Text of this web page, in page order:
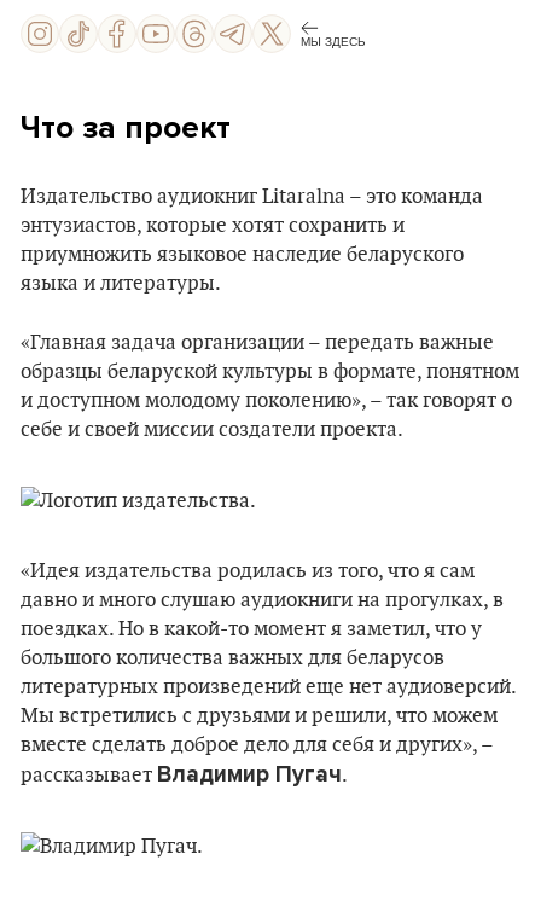
МЫ ЗДЕСЬ
Что за проект
Издательство аудиокниг Litaralna – это команда
энтузиастов, которые хотят сохранить и
приумножить языковое наследие беларуского
языка и литературы.
«Главная задача организации – передать важные
образцы беларуской культуры в формате, понятном
и доступном молодому поколению», – так говорят о
себе и своей миссии создатели проекта.
«Идея издательства родилась из того, что я сам
давно и много слушаю аудиокниги на прогулках, в
поездках. Но в какой-то момент я заметил, что у
большого количества важных для беларусов
литературных произведений еще нет аудиоверсий.
Мы встретились с друзьями и решили, что можем
вместе сделать доброе дело для себя и других», –
рассказывает Владимир Пугач.